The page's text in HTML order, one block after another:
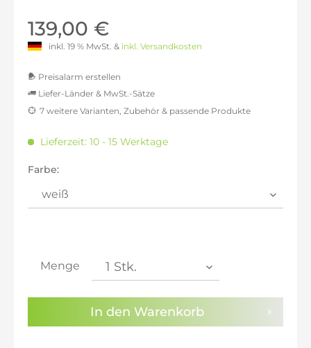
139,00 €
inkl. 19 % MwSt. & inkl. Versandkosten
Preisalarm erstellen
Liefer-Länder & MwSt.-Sätze
inkl. 16% MwSt.: 135,50 €
inkl. 21% MwSt.: 141,34 €
7 weitere Varianten, Zubehör & passende Produkte
Lieferzeit: 10 - 15 Werktage
Farbe:
Menge
In den Warenkorb